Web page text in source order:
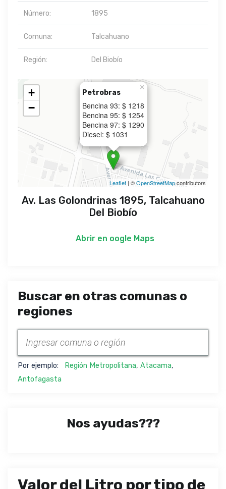
Número: 1895
Comuna: Talcahuano
Región: Del Biobío
Petrobras
Bencina 93: $ 1218
Bencina 95: $ 1254
Bencina 97: $ 1290
Diesel: $ 1031
×
+
−
Leaflet | ©OpenStreetMapcontributors
Av. Las Golondrinas 1895, Talcahuano
Del Biobío
Abrir en oogle Maps
Buscar en otras comunas o
regiones
Por ejemplo: Región Metropolitana, Atacama,
Antofagasta
Nos ayudas???
Valor del Litro por tipo de